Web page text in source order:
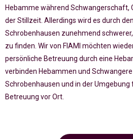
Hebamme während Schwangerschaft,
der Stillzeit. Allerdings wird es durch
Schrobenhausen zunehmend
zu finden. Wir von FIAMI möchten
persönliche Betreuung durch eine
verbinden Hebammen und
Schrobenhausen und in der Umgebung
Betreuung vor Ort.